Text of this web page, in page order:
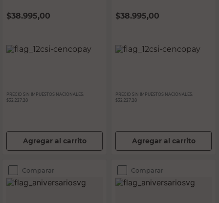
$38.995,00
PRECIO SIN IMPUESTOS NACIONALES:
$32.227,28
Agregar al carrito
$38.995,00
PRECIO SIN IMPUESTOS NACIONALES:
$32.227,28
Agregar al carrito
Comparar Comparar